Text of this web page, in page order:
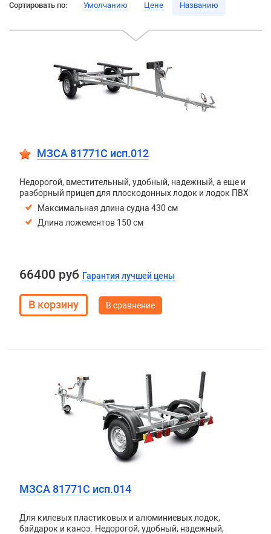
Сортировать по: Умолчанию Цене Названию
МЗСА 81771C исп.012
Недорогой, вместительный, удобный, надежный, а еще и
разборный прицеп для плоскодонных лодок и лодок ПВХ
Максимальная длина судна 430 см
Длина ложементов 150 см
66400 руб Гарантия лучшей цены
В сравнение
МЗСА 81771C исп.014
Для килевых пластиковых и алюминиевых лодок,
байдарок и каноэ. Недорогой, удобный, надежный,